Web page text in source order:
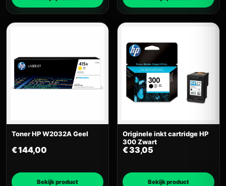
Toner HP W2032A Geel
€144,00
Bekijk product
Originele inkt cartridge HP
300 Zwart
€33,05
Bekijk product